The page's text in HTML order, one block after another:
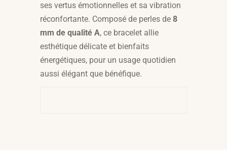
ses vertus émotionnelles et sa vibration
réconfortante. Composé de perles de 8
mm de qualité A, ce bracelet allie
esthétique délicate et bienfaits
énergétiques, pour un usage quotidien
aussi élégant que bénéfique.